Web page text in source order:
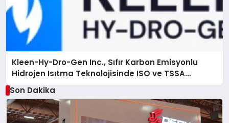
Kleen-Hy-Dro-Gen Inc., Sıfır Karbon Emisyonlu
Hidrojen Isıtma Teknolojisinde ISO ve TSSA
Düzenleyici Onaylarını Aldı
Son Dakika